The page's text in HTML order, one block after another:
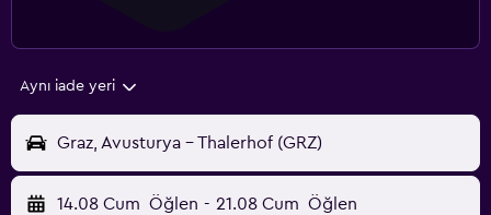
Aynı iade yeri
Graz, Avusturya - Thalerhof (GRZ)
14.08 Cum Öğlen - 21.08 Cum Öğlen